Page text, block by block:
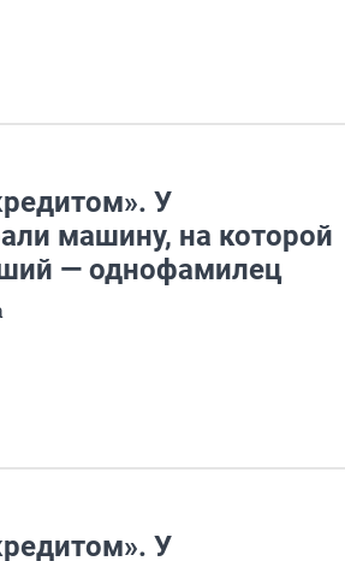
У
машину, на которой
— однофамилец
У